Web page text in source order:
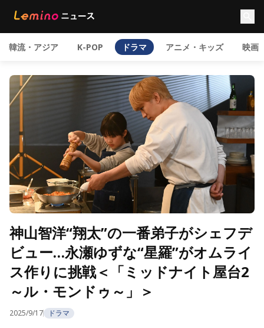
韓流・アジア K-POP ドラマ アニメ・キッズ 映画
神山智洋“翔太”の一番弟子がシェフデ
ビュー…永瀬ゆずな“星羅”がオムライ
ス作りに挑戦＜「ミッドナイト屋台2
～ル・モンドゥ～」＞
2025/9/17 ドラマ